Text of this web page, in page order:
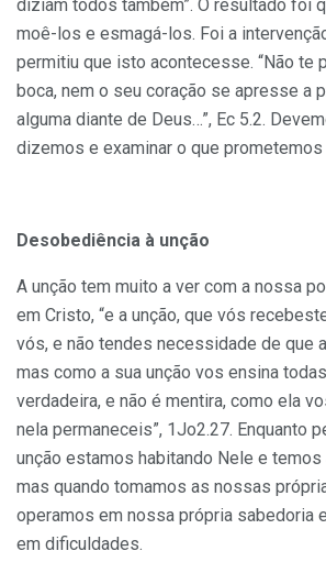
diziam todos também”. O resultado foi
moê-los e esmagá-los. Foi a
permitiu que isto acontecesse. “Não te
boca, nem o seu coração se apresse a
alguma diante de Deus…”, Ec 5.2.
dizemos e examinar o que prometemos
Desobediência à unção
A unção tem muito a ver com a nossa
em Cristo, “e a unção, que vós
vós, e não tendes necessida­de de que
mas como a sua unção vos ensina
verdadeira, e não é mentira, como ela
nela permaneceis”, 1Jo2.27. Enquanto
unção estamos ha­bitando Nele e temos
mas quando tomamos as nossas
operamos em nossa própria sabedoria
em dificuldades.